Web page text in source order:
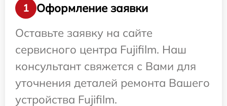
1
Оформление заявки
Оставьте заявку на сайте
сервисного центра Fujifilm. Наш
консультант свяжется с Вами для
уточнения деталей ремонта Вашего
устройства Fujifilm.